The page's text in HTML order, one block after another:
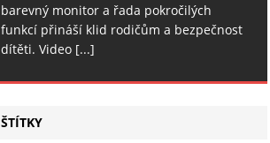
barevný monitor a řada pokročilých
funkcí přináší klid rodičům a bezpečnost
dítěti. Video [...]
ŠTÍTKY